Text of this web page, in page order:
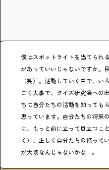
僕はスポットライトを当てられ
があっていいじゃないですか。
（笑）。活動していく中で、
ごく大事で、クイズ研究会への
ちに自分たちの活動を知っても
思っています。自分たちの将来
に、もっと前に立って目立つこ
く）、正しく自分たちの持って
が大切なんじゃないかな…。